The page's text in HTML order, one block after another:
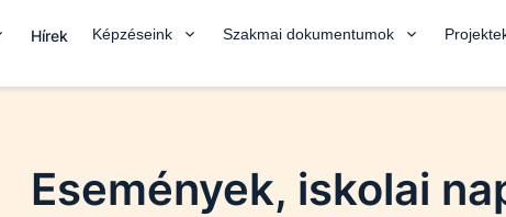
Hírek Képzéseink Szakmai dokumentumok
Események, iskolai